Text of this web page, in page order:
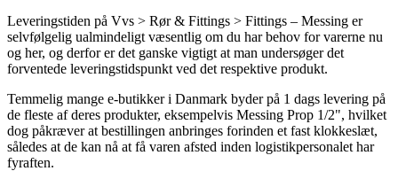
Leveringstiden på Vvs > Rør & Fittings > Fittings – Messing er
selvfølgelig ualmindeligt væsentlig om du har behov for varerne nu
og her, og derfor er det ganske vigtigt at man undersøger det
forventede leveringstidspunkt ved det respektive produkt.
Temmelig mange e-butikker i Danmark byder på 1 dags levering på
de fleste af deres produkter, eksempelvis Messing Prop 1/2", hvilket
dog påkræver at bestillingen anbringes forinden et fast klokkeslæt,
således at de kan nå at få varen afsted inden logistikpersonalet har
fyraften.